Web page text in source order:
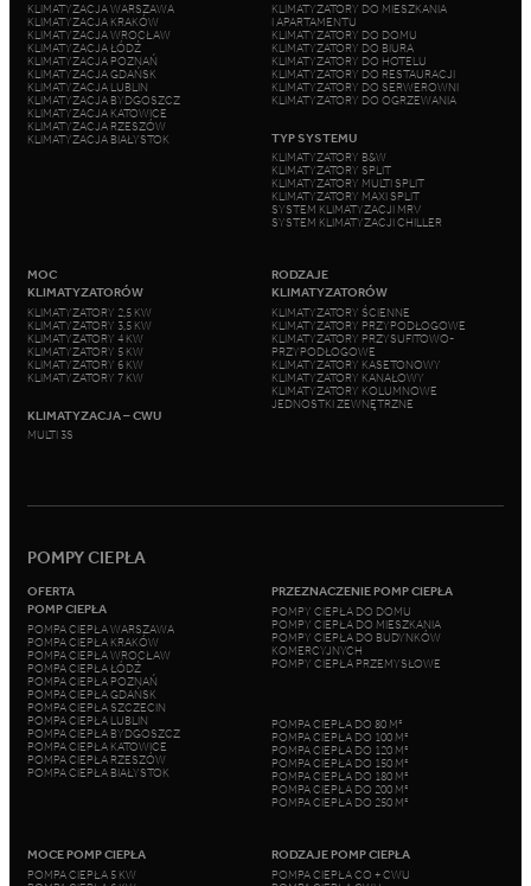
KLIMATYZACJA WARSZAWA
KLIMATYZACJA KRAKÓW
KLIMATYZACJA WROCŁAW
KLIMATYZACJA ŁÓDŹ
KLIMATYZACJA POZNAŃ
KLIMATYZACJA GDAŃSK
KLIMATYZACJA LUBLIN
KLIMATYZACJA BYDGOSZCZ
KLIMATYZACJA KATOWICE
KLIMATYZACJA RZESZÓW
KLIMATYZACJA BIAŁYSTOK
KLIMATYZATORY DO MIESZKANIA
I APARTAMENTU
KLIMATYZATORY DO DOMU
KLIMATYZATORY DO BIURA
KLIMATYZATORY DO HOTELU
KLIMATYZATORY DO RESTAURACJI
KLIMATYZATORY DO SERWEROWNI
KLIMATYZATORY DO OGRZEWANIA
TYP SYSTEMU
KLIMATYZATORY B&W
KLIMATYZATORY SPLIT
KLIMATYZATORY MULTI SPLIT
KLIMATYZATORY MAXI SPLIT
SYSTEM KLIMATYZACJI MRV
SYSTEM KLIMATYZACJI CHILLER
MOC
KLIMATYZATORÓW
KLIMATYZATORY 2,5 KW
KLIMATYZATORY 3,5 KW
KLIMATYZATORY 4 KW
KLIMATYZATORY 5 KW
KLIMATYZATORY 6 KW
KLIMATYZATORY 7 KW
KLIMATYZACJA – CWU
MULTI 3S
RODZAJE
KLIMATYZATORÓW
KLIMATYZATORY ŚCIENNE
KLIMATYZATORY PRZYPODŁOGOWE
KLIMATYZATORY PRZYSUFITOWO-
PRZYPODŁOGOWE
KLIMATYZATORY KASETONOWY
KLIMATYZATORY KANAŁOWY
KLIMATYZATORY KOLUMNOWE
JEDNOSTKI ZEWNĘTRZNE
POMPY CIEPŁA
OFERTA
POMP CIEPŁA
POMPA CIEPŁA WARSZAWA
POMPA CIEPŁA KRAKÓW
POMPA CIEPŁA WROCŁAW
POMPA CIEPŁA ŁÓDŹ
POMPA CIEPŁA POZNAŃ
POMPA CIEPŁA GDAŃSK
POMPA CIEPŁA SZCZECIN
POMPA CIEPŁA LUBLIN
POMPA CIEPŁA BYDGOSZCZ
POMPA CIEPŁA KATOWICE
POMPA CIEPŁA RZESZÓW
POMPA CIEPŁA BIAŁYSTOK
PRZEZNACZENIE POMP CIEPŁA
POMPY CIEPŁA DO DOMU
POMPY CIEPŁA DO MIESZKANIA
POMPY CIEPŁA DO BUDYNKÓW
KOMERCYJNYCH
POMPY CIEPŁA PRZEMYSŁOWE
POMPA CIEPŁA DO 80 M²
POMPA CIEPŁA DO 100 M²
POMPA CIEPŁA DO 120 M²
POMPA CIEPŁA DO 150 M²
POMPA CIEPŁA DO 180 M²
POMPA CIEPŁA DO 200 M²
POMPA CIEPŁA DO 250 M²
MOCE POMP CIEPŁA
POMPA CIEPŁA 5 KW
RODZAJE POMP CIEPŁA
POMPA CIEPŁA CO + CWU